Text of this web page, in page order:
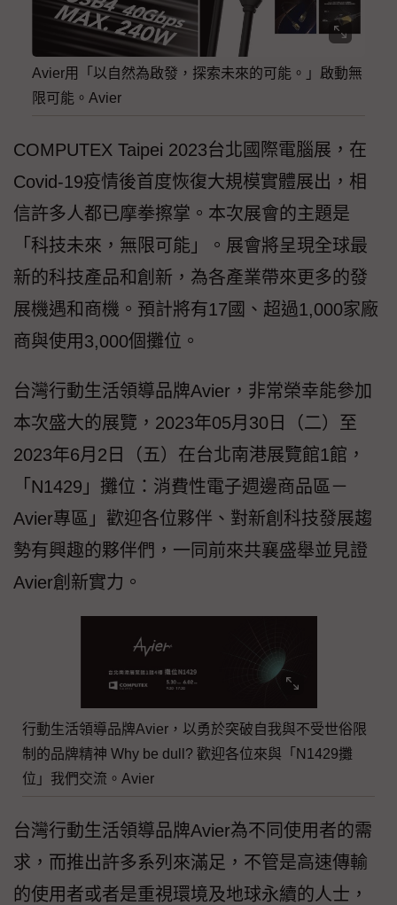
Avier用「以自然為啟發，探索未來的可能。」啟動無
限可能。Avier
COMPUTEX Taipei 2023台北國際電腦展，在
Covid-19疫情後首度恢復大規模實體展出，相
信許多人都已摩拳擦掌。本次展會的主題是
「科技未來，無限可能」。展會將呈現全球最
新的科技產品和創新，為各產業帶來更多的發
展機遇和商機。預計將有17國、超過1,000家廠
商與使用3,000個攤位。
台灣⾏動生活領導品牌Avier，非常榮幸能參加
本次盛大的展覽，2023年05月30日（二）至
2023年6月2日（五）在台北南港展覽館1館，
「N1429」攤位：消費性電子週邊商品區－
Avier專區」歡迎各位夥伴、對新創科技發展趨
勢有興趣的夥伴們，一同前來共襄盛舉並見證
Avier創新實力。
行動生活領導品牌Avier，以勇於突破自我與不受世俗限
制的品牌精神 Why be dull? 歡迎各位來與「N1429攤
位」我們交流。Avier
台灣⾏動生活領導品牌Avier為不同使用者的需
求，而推出許多系列來滿足，不管是高速傳輸
的使用者或者是重視環境及地球永續的人士，